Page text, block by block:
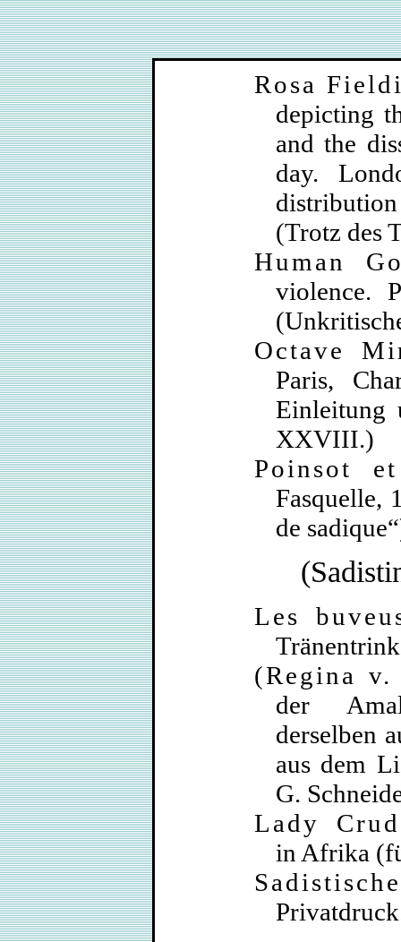
Rosa
depicting
and the
day.
(Trotz des
Human
violence.
Octave
Paris,
Einleitung
XXVIII.)
Poinsot
Fasquelle,
de
Les
(Regina
der
derselben
aus dem
G.
Lady
in Afrika